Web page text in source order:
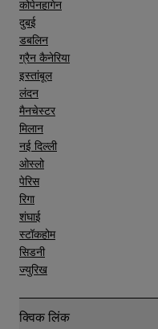
कोपेनहागेन
दुबई
डबलिन
ग्रैन कैनेरिया
इस्तांबूल
लंदन
मैनचेस्टर
मिलान
नई दिल्ली
ओस्लो
पेरिस
रिगा
शंघाई
स्टॉकहोम
सिडनी
ज्युरिख
क्विक लिंक